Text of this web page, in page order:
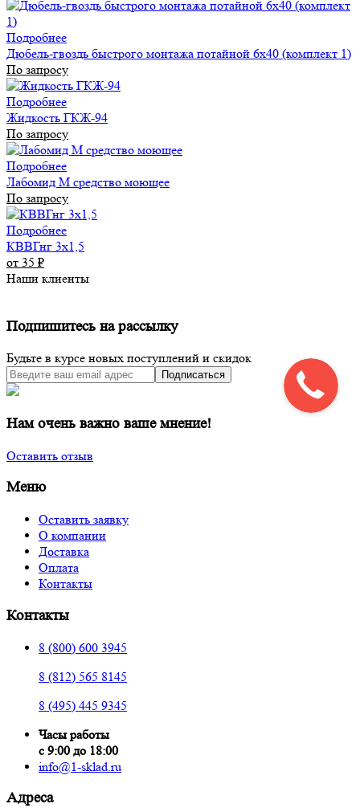
Подробнее
Дюбель-гвоздь быстрого монтажа потайной 6х40 (комплект 1)
По запросу
Подробнее
Жидкость ГКЖ-94
По запросу
Подробнее
Лабомид М средство моющее
По запросу
Подробнее
КВВГнг 3х1,5
от 35 ₽
Наши клиенты
Подпишитесь на рассылку
Будьте в курсе новых поступлений и скидок
Подписаться
Нам очень важно ваше мнение!
Оставить отзыв
Меню
Оставить заявку
О компании
Доставка
Оплата
Контакты
Контакты
8 (800) 600 3945
8 (812) 565 8145
8 (495) 445 9345
Часы работы
с 9:00 до 18:00
info@1-sklad.ru
Адреса